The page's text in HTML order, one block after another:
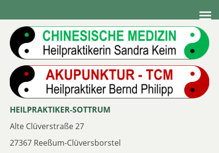
HEILPRAKTIKER-SOTTRUM
Alte Clüverstraße 27
27367 Reeßum-Clüversborstel